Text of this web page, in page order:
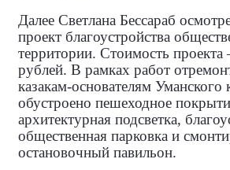
Далее Светлана Бессараб
проект благоустройства
территории. Стоимость
рублей. В рамках работ
казакам‑основателям Уманского
обустроено пешеходное
архитектурная подсветка,
общественная парковка и
остановочный павильон.